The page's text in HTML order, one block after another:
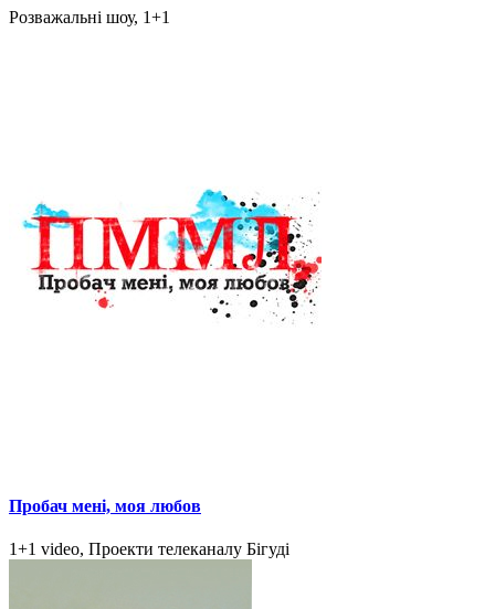
Розважальні шоу, 1+1
Пробач мені, моя любов
1+1 video, Проекти телеканалу Бігуді